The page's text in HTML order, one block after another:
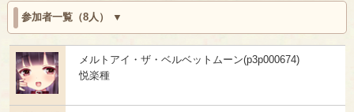
参加者一覧（8人）
メルトアイ・ザ・ベルベットムーン(p3p000674)
悦楽種